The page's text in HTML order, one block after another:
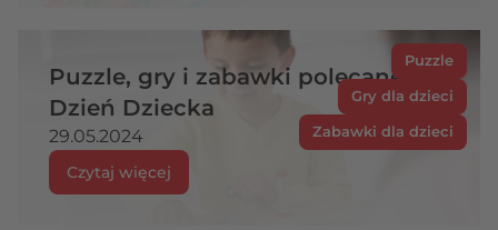
Puzzle, gry i zabawki polecane na
Dzień Dziecka
29.05.2024
Czytaj więcej
Puzzle
Gry dla dzieci
Zabawki dla dzieci